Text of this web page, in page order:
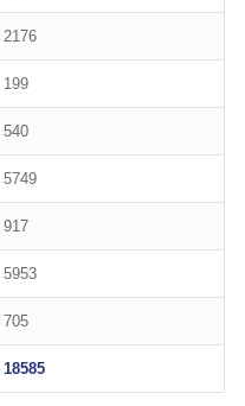
2176
199
540
5749
917
5953
705
18585